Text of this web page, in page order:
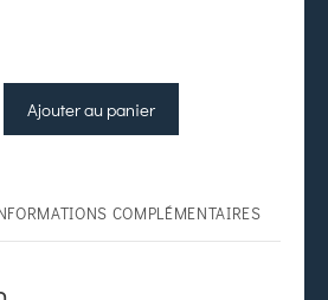
Ajouter au panier
COMPLÉMENTAIRES